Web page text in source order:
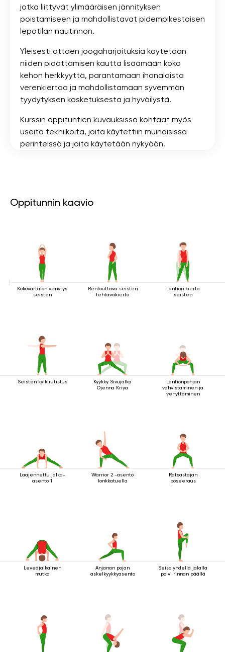
jotka liittyvät ylimääräisen jännityksen
poistamiseen ja mahdollistavat pidempikestoisen
lepotilan nautinnon.
Yleisesti ottaen joogaharjoituksia käytetään
niiden pidättämisen kautta lisäämään koko
kehon herkkyyttä, parantamaan ihonalaista
verenkiertoa ja mahdollistamaan syvemmän
tyydytyksen kosketuksesta ja hyväilystä.
Kurssin oppituntien kuvauksissa kohtaat myös
useita tekniikoita, joita käytettiin muinaisissa
perinteissä ja joita käytetään nykyään.
Oppitunnin kaavio
Kokovartalon venytys
seisten
Rentouttava seisten
tehtäväkierto
Lantion kierto
seisten
Seisten kylkirutistus
Kyykky Sivujalka
Ojenna Kriya
Lantionpohjan
vahvistaminen ja
venyttäminen
Laajennettu jalka-
asento 1
Warrior 2 -asento
lonkkatuella
Ratsastajan
poseeraus
Leveäjalkainen
mutka
Anjanan pojan
askelkyykkyasento
Seiso yhdellä jalalla
polvi rinnan päällä